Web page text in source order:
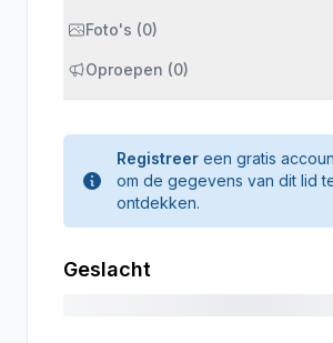
Foto's (0)
Oproepen (0)
Registreer een gratis
om de gegevens van dit lid
ontdekken.
Geslacht